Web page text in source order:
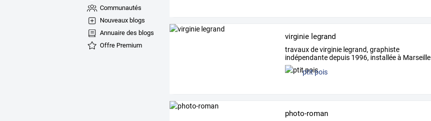
Communautés
Nouveaux blogs
Annuaire des blogs
Offre Premium
virginie legrand
travaux de virginie legrand, graphiste
indépendante depuis 1996, installée à Marseille
ptit pois
photo-roman